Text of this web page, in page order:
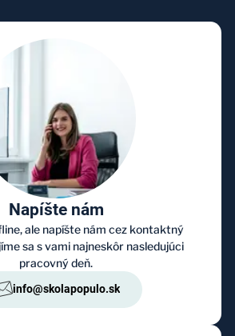
Napíšte nám
ale napíšte nám cez kontaktný
sa s vami najneskôr nasledujúci
pracovný deň.
info@skolapopulo.sk